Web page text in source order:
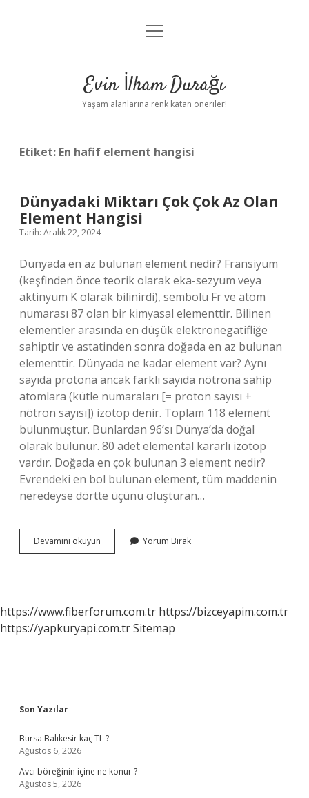
Anasayfa
Yasal Uyarı
menüyü
Evin İlham Durağı
Yaşam alanlarına renk katan öneriler!
Etiket: En hafif element hangisi
Dünyadaki Miktarı Çok Çok Az Olan
Element Hangisi
Tarih: Aralık 22, 2024
Dünyada en az bulunan element nedir? Fransiyum
(keşfinden önce teorik olarak eka-sezyum veya
aktinyum K olarak bilinirdi), sembolü Fr ve atom
numarası 87 olan bir kimyasal elementtir. Bilinen
elementler arasında en düşük elektronegatifliğe
sahiptir ve astatinden sonra doğada en az bulunan
elementtir. Dünyada ne kadar element var? Aynı
sayıda protona ancak farklı sayıda nötrona sahip
atomlara (kütle numaraları [= proton sayısı +
nötron sayısı]) izotop denir. Toplam 118 element
bulunmuştur. Bunlardan 96’sı Dünya’da doğal
olarak bulunur. 80 adet elemental kararlı izotop
vardır. Doğada en çok bulunan 3 element nedir?
Evrendeki en bol bulunan element, tüm maddenin
neredeyse dörtte üçünü oluşturan…
Devamını okuyun Dünyadaki
Miktarı
Element
Hangisi
Yorum Bırak
https://www.fiberforum.com.tr https://bizceyapim.com.tr
https://yapkuryapi.com.trSitemap
Sidebar
Son Yazılar
Bursa Balıkesir kaç TL ?
Ağustos 6, 2026
Avcı böreğinin içine ne konur ?
Ağustos 5, 2026